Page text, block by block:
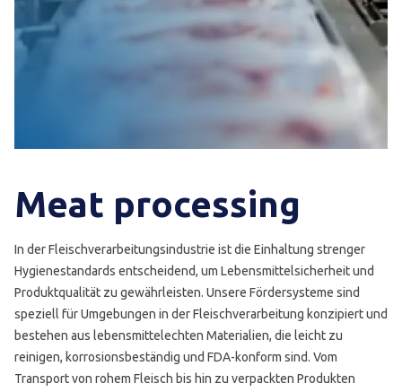
Meat processing
In der Fleischverarbeitungsindustrie ist die Einhaltung strenger
Hygienestandards entscheidend, um Lebensmittelsicherheit und
Produktqualität zu gewährleisten. Unsere Fördersysteme sind
speziell für Umgebungen in der Fleischverarbeitung konzipiert und
bestehen aus lebensmittelechten Materialien, die leicht zu
reinigen, korrosionsbeständig und FDA-konform sind. Vom
Transport von rohem Fleisch bis hin zu verpackten Produkten